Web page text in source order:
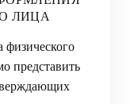
ЛИЦА
физического
представить